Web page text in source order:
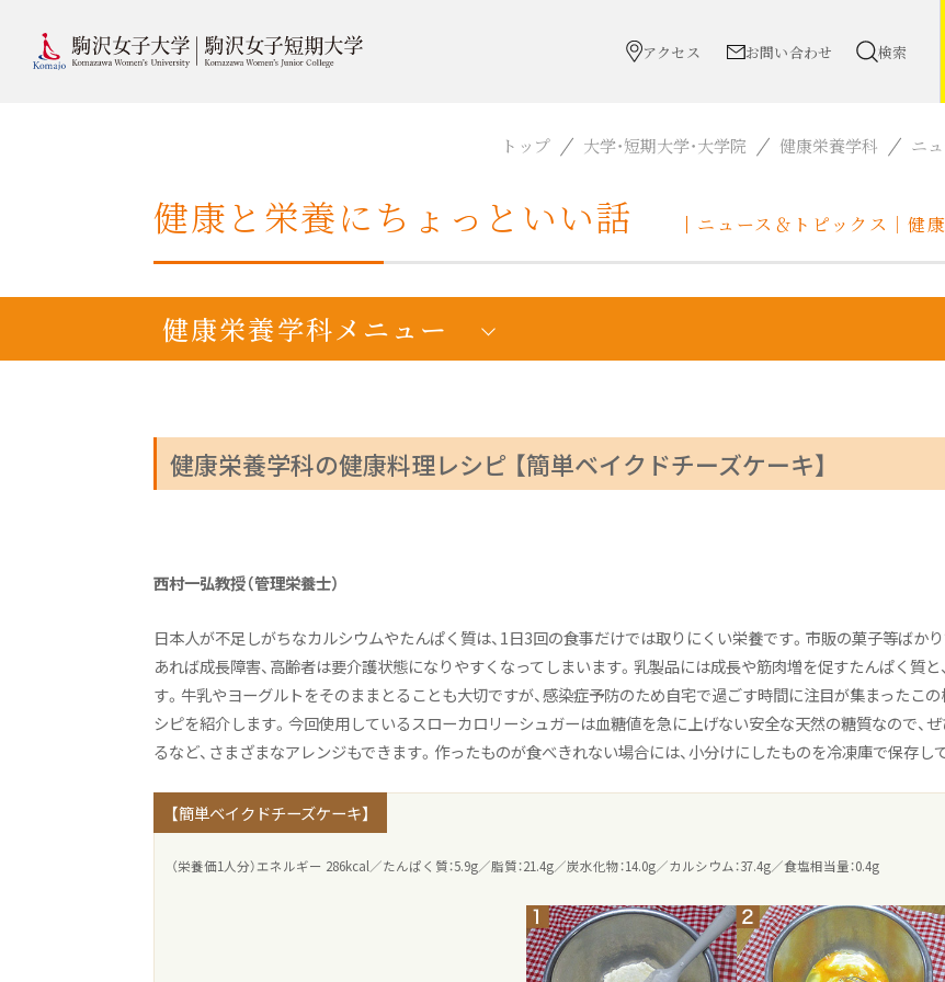
アクセス お問い合わせ 検索
トップ 大学・短期大学・大学院 健康栄養学科 ニ
健康と栄養にちょっといい話 ニュース＆トピックス｜健
健康栄養学科の健康料理レシピ 【簡単ベイクドチーズケーキ】
西村一弘教授（管理栄養士）
日本人が不足しがちなカルシウムやたんぱく質は、1日3回の食事だけでは取りにくい栄養です。市販の菓子等ばか
あれば成長障害、高齢者は要介護状態になりやすくなってしまいます。乳製品には成長や筋肉増を促すたんぱく質
す。牛乳やヨーグルトをそのままとることも大切ですが、感染症予防のため自宅で過ごす時間に注目が集まったこ
シピを紹介します。今回使用しているスローカロリーシュガーは血糖値を急に上げない安全な天然の糖質なので、
るなど、さまざまなアレンジもできます。作ったものが食べきれない場合には、小分けにしたものを冷凍庫で保存し
【簡単ベイクドチーズケーキ】
（栄養価1人分）エネルギー 286kcal／たんぱく質：5.9g／脂質：21.4g／炭水化物：14.0g／カルシウム：37.4g／食塩相当量：0.4g
健康栄養学科メニュー
カリキュラム
キャリアアップ&就職実績
オープンキャンパス（学科説明）
活躍するOGたち
よくあるご質問
教員紹介
Active! Komajo Campus Life プロジェクト